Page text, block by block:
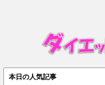
本日の人気記事